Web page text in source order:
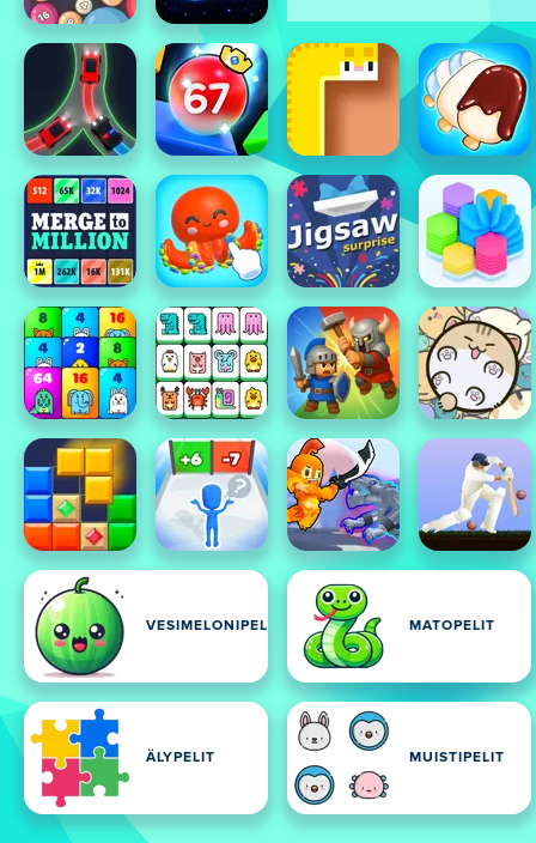
VESIMELONIPELIT MATOPELIT
ÄLYPELIT MUISTIPELIT